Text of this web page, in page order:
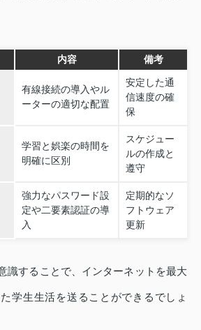
内容 備考
有線接続の導入やル
ーターの適切な配置
安定した通
信速度の確
保
学習と娯楽の時間を
明確に区別
スケジュー
ルの作成と
遵守
強力なパスワード設
定や二要素認証の導
入
定期的なソ
フトウェア
更新
識することで、インターネットを最大
学生生活を送ることができるでしょ